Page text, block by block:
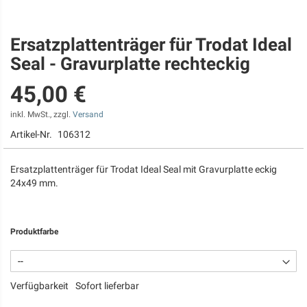
Zum
Anfang
der
springen
Ersatzplattenträger für Trodat Ideal
Seal - Gravurplatte rechteckig
45,00 €
inkl. MwSt., zzgl. Versand
Artikel-Nr. 106312
Ersatzplattenträger für Trodat Ideal Seal mit Gravurplatte eckig
24x49 mm.
Produktfarbe
Verfügbarkeit Sofort lieferbar